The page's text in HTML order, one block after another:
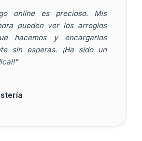
online es precioso. Mis
pueden ver los arreglos
hacemos y encargarlos
sin esperas. ¡Ha sido un